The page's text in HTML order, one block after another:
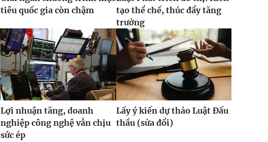
tiêu quốc gia còn chậm
tạo thể chế, thúc đẩy tăng
trưởng
Lợi nhuận tăng, doanh
nghiệp công nghệ vẫn chịu
sức ép
Lấy ý kiến dự thảo Luật Đấu
thầu (sửa đổi)